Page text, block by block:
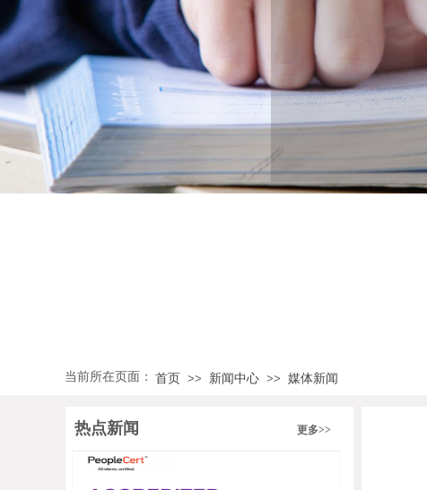
当前所在页面： 首页 >> 新闻中心 >> 媒体新闻
更多>>
热点新闻